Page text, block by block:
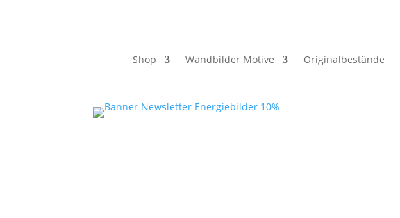
Shop Wandbilder Motive Originalbestände